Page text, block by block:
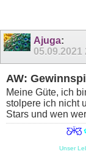
Ajuga:
05.09.2021
AW:
Meine Güte, ich
stolpere ich nicht
Stars und wen
Ƹ̵̡Ӝ̵̨̄Ʒ
Unser